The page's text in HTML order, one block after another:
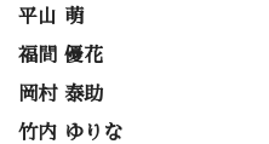
平山 萌
福間 優花
岡村 泰助
竹内 ゆりな